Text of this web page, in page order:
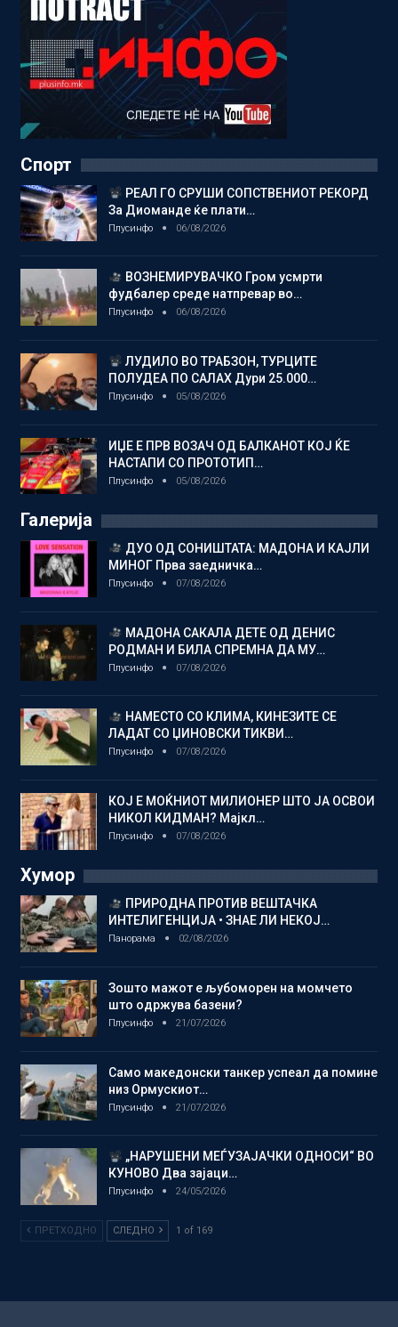
Спорт
РЕАЛ ГО СРУШИ СОПСТВЕНИОТ РЕКОРД
За Диоманде ќе плати…
Плусинфо 06/08/2026
ВОЗНЕМИРУВАЧКО Гром усмрти
фудбалер среде натпревар во…
Плусинфо 06/08/2026
ЛУДИЛО ВО ТРАБЗОН, ТУРЦИТЕ
ПОЛУДЕА ПО САЛАХ Дури 25.000…
Плусинфо 05/08/2026
ИЏЕ Е ПРВ ВОЗАЧ ОД БАЛКАНОТ КОЈ ЌЕ
НАСТАПИ СО ПРОТОТИП…
Плусинфо 05/08/2026
Галерија
ДУО ОД СОНИШТАТА: МАДОНА И КАЈЛИ
МИНОГ Прва заедничка…
Плусинфо 07/08/2026
МАДОНА САКАЛА ДЕТЕ ОД ДЕНИС
РОДМАН И БИЛА СПРЕМНА ДА МУ…
Плусинфо 07/08/2026
НАМЕСТО СО КЛИМА, КИНЕЗИТЕ СЕ
ЛАДАТ СО ЏИНОВСКИ ТИКВИ…
Плусинфо 07/08/2026
КОЈ Е МОЌНИОТ МИЛИОНЕР ШТО ЈА ОСВОИ
НИКОЛ КИДМАН? Мајкл…
Плусинфо 07/08/2026
Хумор
ПРИРОДНА ПРОТИВ ВЕШТАЧКА
ИНТЕЛИГЕНЦИЈА • ЗНАЕ ЛИ НЕКОЈ…
Панорама 02/08/2026
Зошто мажот е љубоморен на момчето
што одржува базени?
Плусинфо 21/07/2026
Само македонски танкер успеал да помине
низ Ормускиот…
Плусинфо 21/07/2026
„НАРУШЕНИ МЕЃУЗАЈАЧКИ ОДНОСИ“ ВО
КУНОВО Два зајаци…
Плусинфо 24/05/2026
ПРЕТХОДНО СЛЕДНО 1 of 169